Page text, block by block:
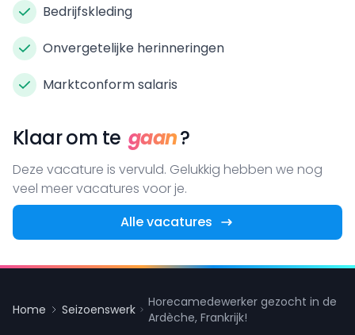
Bedrijfskleding
Onvergetelijke herinneringen
Marktconform salaris
Klaar om te gaan?
Deze vacature is vervuld. Gelukkig hebben we nog
veel meer vacatures voor je.
Alle vacatures
Home Seizoenswerk
Horecamedewerker gezocht in de
Ardèche, Frankrijk!